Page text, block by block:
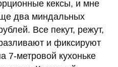
кексы, и мне
два миндальных
Все пекут, режут,
и фиксируют
7‑метровой кухоньке